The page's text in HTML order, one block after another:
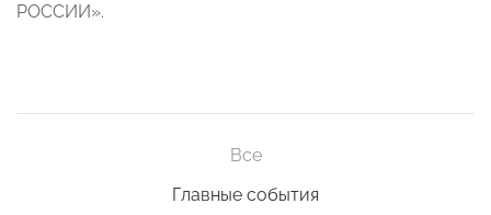
РОССИИ».
Все
Главные события